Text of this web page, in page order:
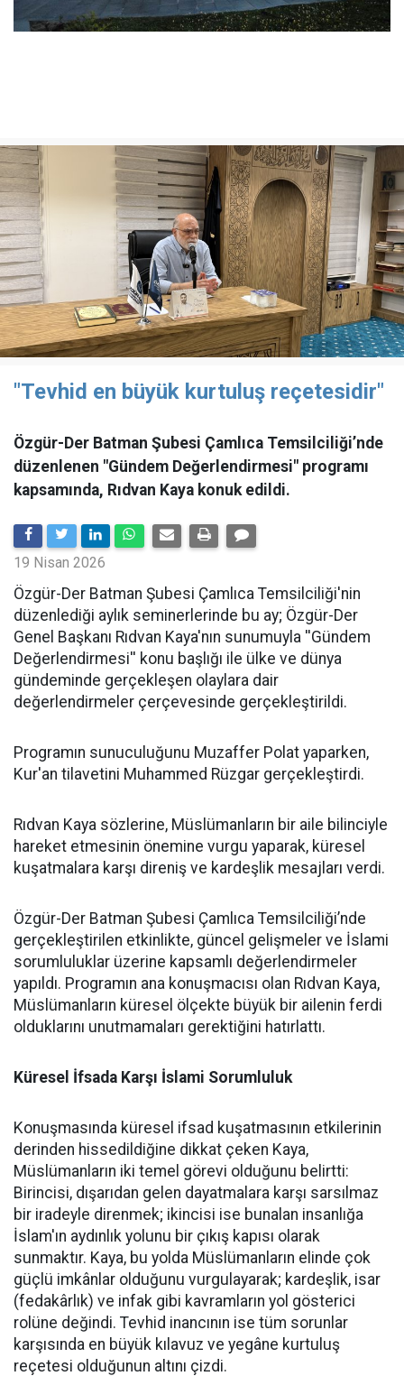
"Tevhid en büyük kurtuluş reçetesidir"
Özgür-Der Batman Şubesi Çamlıca Temsilciliği’nde
düzenlenen "Gündem Değerlendirmesi" programı
kapsamında, Rıdvan Kaya konuk edildi.
19 Nisan 2026
​Özgür-Der Batman Şubesi Çamlıca Temsilciliği'nin
düzenlediği aylık seminerlerinde bu ay; Özgür-Der
Genel Başkanı Rıdvan Kaya'nın sunumuyla ''Gündem
Değerlendirmesi'' konu başlığı ile ülke ve dünya
gündeminde gerçekleşen olaylara dair
değerlendirmeler çerçevesinde gerçekleştirildi.
Programın sunuculuğunu Muzaffer Polat yaparken,
Kur'an tilavetini Muhammed Rüzgar gerçekleştirdi.
Rıdvan Kaya sözlerine, Müslümanların bir aile bilinciyle
hareket etmesinin önemine vurgu yaparak, küresel
kuşatmalara karşı direniş ve kardeşlik mesajları verdi.
Özgür-Der Batman Şubesi Çamlıca Temsilciliği’nde
gerçekleştirilen etkinlikte, güncel gelişmeler ve İslami
sorumluluklar üzerine kapsamlı değerlendirmeler
yapıldı. Programın ana konuşmacısı olan Rıdvan Kaya,
Müslümanların küresel ölçekte büyük bir ailenin ferdi
olduklarını unutmamaları gerektiğini hatırlattı.
Küresel İfsada Karşı İslami Sorumluluk
Konuşmasında küresel ifsad kuşatmasının etkilerinin
derinden hissedildiğine dikkat çeken Kaya,
Müslümanların iki temel görevi olduğunu belirtti:
Birincisi, dışarıdan gelen dayatmalara karşı sarsılmaz
bir iradeyle direnmek; ikincisi ise bunalan insanlığa
İslam'ın aydınlık yolunu bir çıkış kapısı olarak
sunmaktır. Kaya, bu yolda Müslümanların elinde çok
güçlü imkânlar olduğunu vurgulayarak; kardeşlik, isar
(fedakârlık) ve infak gibi kavramların yol gösterici
rolüne değindi. Tevhid inancının ise tüm sorunlar
karşısında en büyük kılavuz ve yegâne kurtuluş
reçetesi olduğunun altını çizdi.